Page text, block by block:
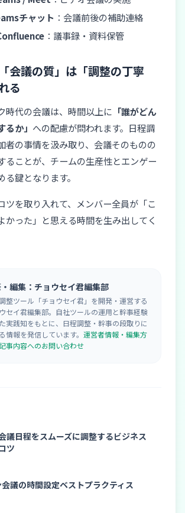
チャット ：会議前後の補助連絡
：議事録・資料保管
会議の質」は「調整の丁寧
る
時代の会議は、時間以上に 「誰がどん
か」 への配慮が問われます。日程調
者の事情を汲み取り、会議そのものの
ることが、チームの生産性とエンゲー
鍵となります。
ツを取り入れて、メンバー全員が「こ
かった」と思える時間を生み出してく
編集：チョウセイ君編集部
整ツール「チョウセイ君」を開発・運営する
セイ君編集部。自社ツールの運用と幹事経験
実践知をもとに、日程調整・幹事の段取りに
情報を発信しています。 運営者情報・編集方
事内容へのお問い合わせ
議日程をスムーズに調整するビジネス
ツ
議の時間設定ベストプラクティス